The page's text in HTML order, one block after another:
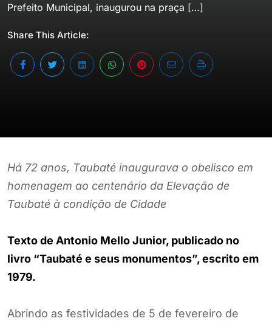
Prefeito Municipal, inaugurou na praça […]
Share This Article:
Há 72 anos, Taubaté inaugurava o obelisco em
homenagem ao centenário da Elevação de
Taubaté à condição de Cidade
Texto de Antonio Mello Junior, publicado no
livro “Taubaté e seus monumentos”, escrito em
1979.
Abrindo as festividades de 5 de fevereiro de